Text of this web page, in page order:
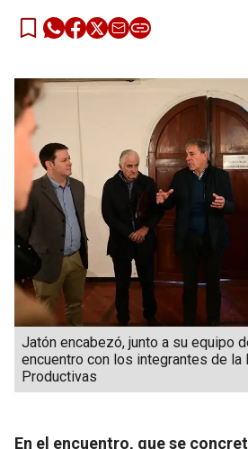
Jatón encabezó, junto a su equipo
encuentro con los integrantes de la
Productivas
En el encuentro, que se